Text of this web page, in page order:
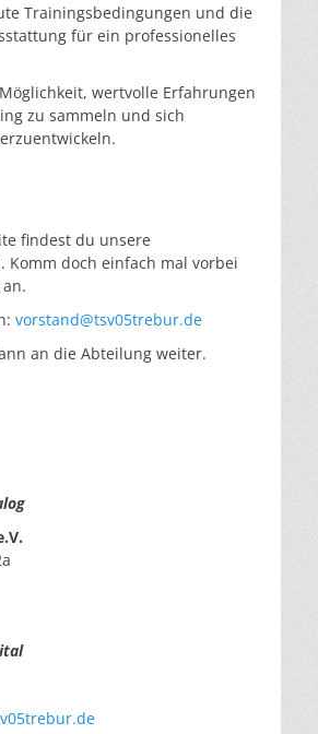
Trainingsbedingungen und die
für ein professionelles
wertvolle Erfahrungen
zu sammeln und sich
findest du unsere
Komm doch einfach mal vorbei
vorstand@tsv05trebur.de
an die Abteilung weiter.